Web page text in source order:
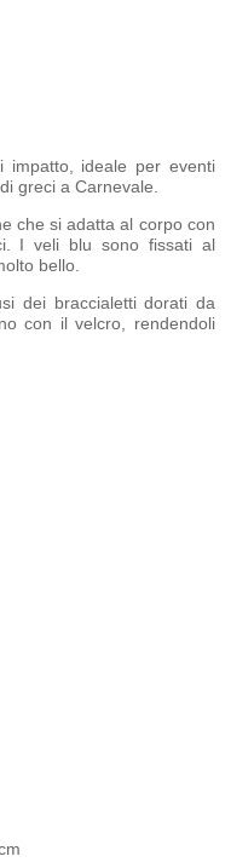
impatto, ideale per eventi
greci a Carnevale.
che si adatta al corpo con
I veli blu sono fissati al
bello.
dei braccialetti dorati da
con il velcro, rendendoli